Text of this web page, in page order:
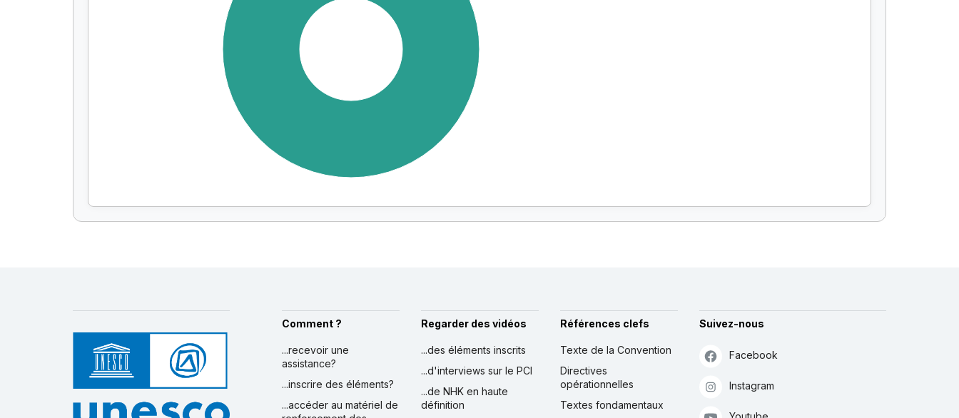
Comment ?
...recevoir une
assistance?
...inscrire des éléments?
...accéder au matériel de
Regarder des vidéos
...des éléments inscrits
...d'interviews sur le PCI
...de NHK en haute
définition
Références clefs
Texte de la Convention
Directives
opérationnelles
Textes fondamentaux
Suivez-nous
Facebook
Instagram